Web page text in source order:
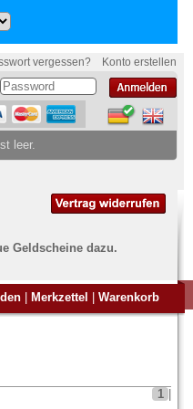
vergessen? Konto erstellen
leer.
Geldscheine dazu.
Merkzettel Warenkorb
1